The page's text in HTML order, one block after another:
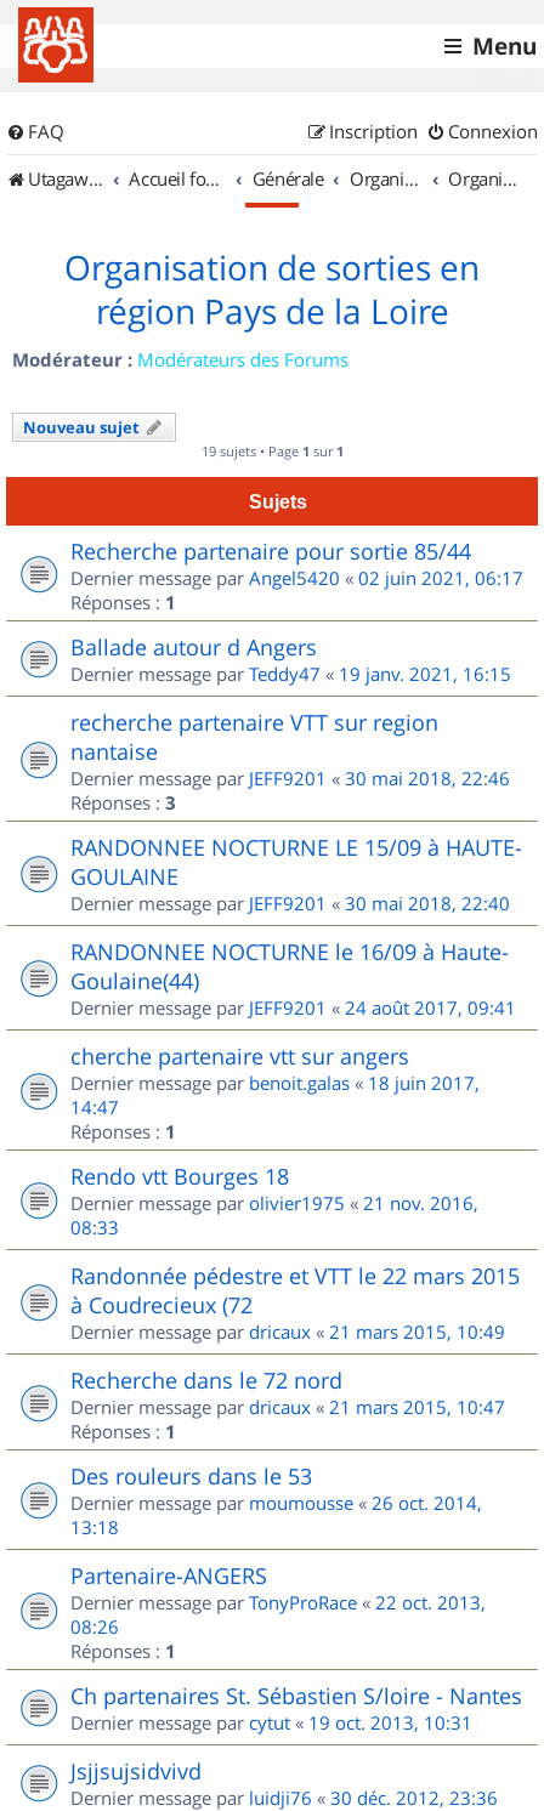
Menu
FAQ Connexion
Inscription
UtagawaVTT (Randos VTT et VTTAE avec traces GPS)
Accueil forum Générale Organisation de sorties & Recherche de partenaires Organisation de sorties en région Pays de la Loire
Organisation de sorties en
région Pays de la Loire
Modérateur : Modérateurs des Forums
Nouveau sujet
19 sujets • Page 1 sur 1
Sujets
Recherche partenaire pour sortie 85/44
Dernier message par Angel5420 « 02 juin 2021, 06:17
Réponses : 1
Ballade autour d Angers
Dernier message par Teddy47 « 19 janv. 2021, 16:15
recherche partenaire VTT sur region
nantaise
Dernier message par JEFF9201 « 30 mai 2018, 22:46
Réponses : 3
RANDONNEE NOCTURNE LE 15/09 à HAUTE-
GOULAINE
Dernier message par JEFF9201 « 30 mai 2018, 22:40
RANDONNEE NOCTURNE le 16/09 à Haute-
Goulaine(44)
Dernier message par JEFF9201 « 24 août 2017, 09:41
cherche partenaire vtt sur angers
Dernier message par benoit.galas « 18 juin 2017,
14:47
Réponses : 1
Rendo vtt Bourges 18
Dernier message par olivier1975 « 21 nov. 2016,
08:33
Randonnée pédestre et VTT le 22 mars 2015
à Coudrecieux (72
Dernier message par dricaux « 21 mars 2015, 10:49
Recherche dans le 72 nord
Dernier message par dricaux « 21 mars 2015, 10:47
Réponses : 1
Des rouleurs dans le 53
Dernier message par moumousse « 26 oct. 2014,
13:18
Partenaire-ANGERS
Dernier message par TonyProRace « 22 oct. 2013,
08:26
Réponses : 1
Ch partenaires St. Sébastien S/loire - Nantes
Dernier message par cytut « 19 oct. 2013, 10:31
Jsjjsujsidvivd
Dernier message par luidji76 « 30 déc. 2012, 23:36